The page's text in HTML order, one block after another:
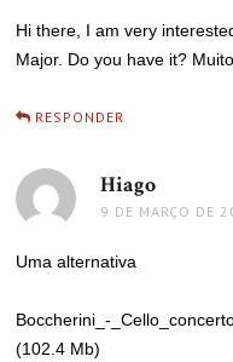
Hi there, I am very
Major. Do you have it?
RESPONDER
Hiago
9 DE MARÇO DE
Uma alternativa
Boccherini_-
(102.4 Mb)